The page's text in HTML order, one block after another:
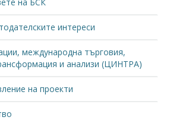
интереси
международна търговия,
и анализи (ЦИНТРА)
на проекти